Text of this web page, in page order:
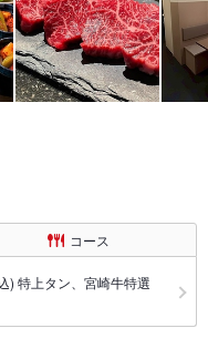
コース
) 特上タン、宮崎牛特選